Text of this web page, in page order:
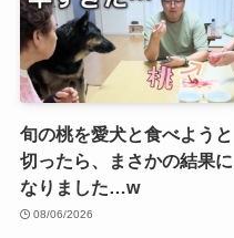
旬の桃を愛犬と食べようと
切ったら、まさかの結果に
なりました…w
08/06/2026